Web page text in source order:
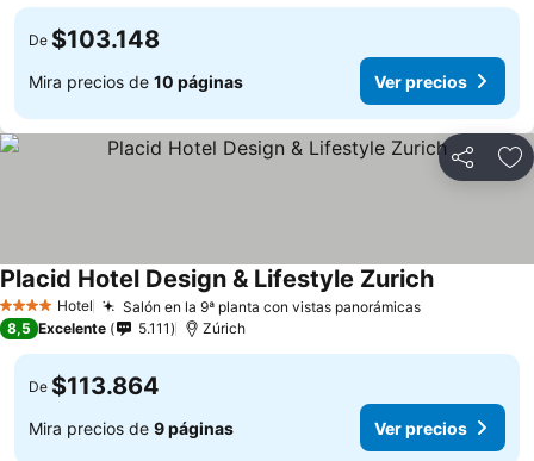
De $103.148
Mira precios de 10 páginas Ver precios
Compartir
4 EstrellasHotel Salón en la 9ª planta con vistas panorámicasVer precios
Placid Hotel Design & Lifestyle ZurichVer precios
8,5 Excelente 5.111 Zúrich
De $113.864
Mira precios de 9 páginas Ver precios